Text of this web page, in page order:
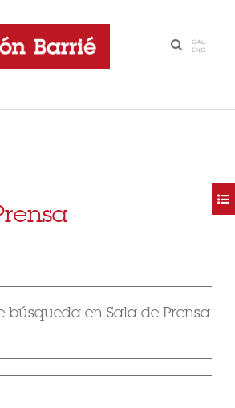
·
GAL-
ENG
búsqueda en Sala de Prensa